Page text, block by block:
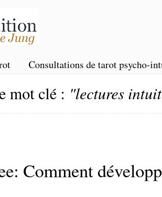
Consultations de tarot psycho-
mot clé : "lectures
Comment